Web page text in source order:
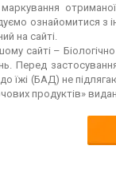
ознайомитися
на сайті.
сайті –
Перед
їжі (БАД) не
продуктів»